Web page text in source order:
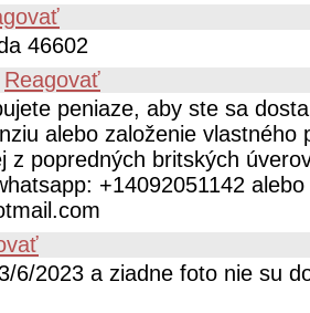
46602
Reagovať
peniaze, aby ste sa
alebo založenie vlastného
z popredných britských
+14092051142
6/2023 a ziadne foto nie su